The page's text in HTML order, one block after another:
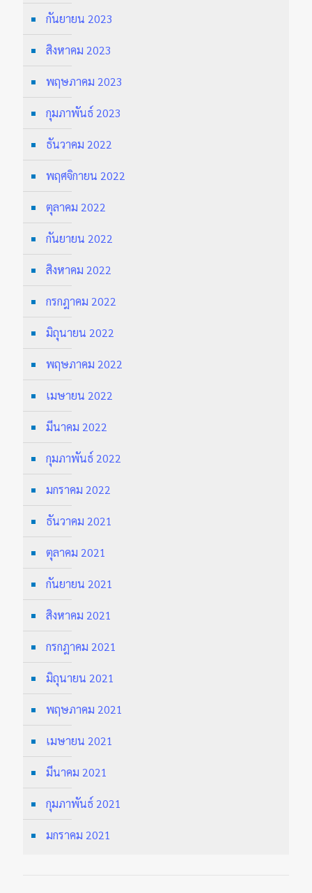
กันยายน 2023
สิงหาคม 2023
พฤษภาคม 2023
กุมภาพันธ์ 2023
ธันวาคม 2022
พฤศจิกายน 2022
ตุลาคม 2022
กันยายน 2022
สิงหาคม 2022
กรกฎาคม 2022
มิถุนายน 2022
พฤษภาคม 2022
เมษายน 2022
มีนาคม 2022
กุมภาพันธ์ 2022
มกราคม 2022
ธันวาคม 2021
ตุลาคม 2021
กันยายน 2021
สิงหาคม 2021
กรกฎาคม 2021
มิถุนายน 2021
พฤษภาคม 2021
เมษายน 2021
มีนาคม 2021
กุมภาพันธ์ 2021
มกราคม 2021